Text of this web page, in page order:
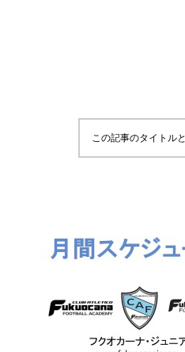
この記事のタイトル